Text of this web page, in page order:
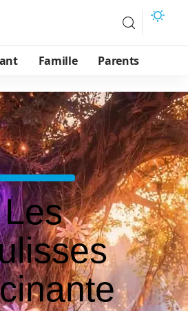
Famille Parents
Les